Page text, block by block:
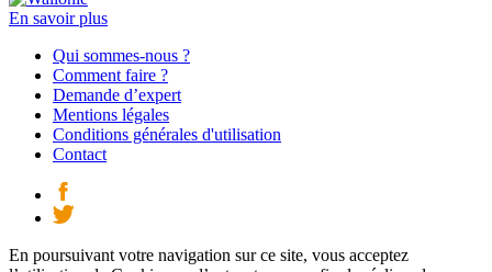
En savoir plus
Qui sommes-nous ?
Comment faire ?
Demande d’expert
Mentions légales
Conditions générales d'utilisation
Contact
En poursuivant votre navigation sur ce site, vous acceptez